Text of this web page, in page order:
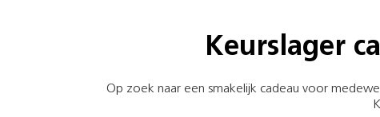
Keurslager
Op zoek naar een smakelijk cadeau voor